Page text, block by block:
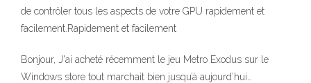
de contrôler tous les aspects de votre GPU rapidement et
facilement.Rapidement et facilement
Bonjour, J'ai acheté récemment le jeu Metro Exodus sur le
Windows store tout marchait bien jusqu’à aujourd’hui…